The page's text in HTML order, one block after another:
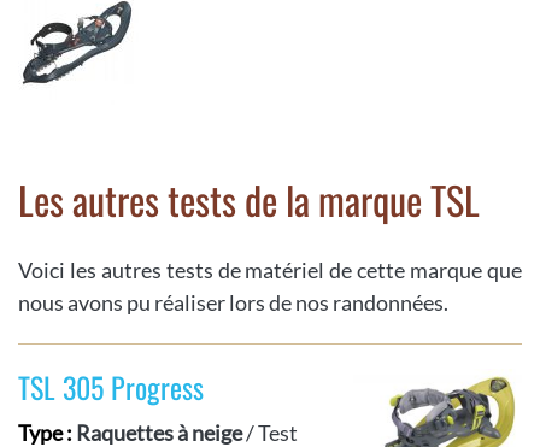
Les autres tests de la marque TSL
Voici les autres tests de matériel de cette marque que
nous avons pu réaliser lors de nos randonnées.
TSL 305 Progress
Type : Raquettes à neige/ Test